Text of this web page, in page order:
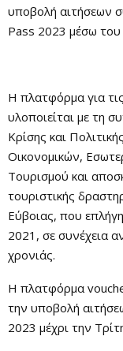
υποβολή αιτήσεων
Pass 2023 μέσω
Η πλατφόρμα για
υλοποιείται με τη
Κρίσης και
Οικονομικών,
Τουρισμού και
τουριστικής
Εύβοιας, που
2021, σε συνέχεια
χρονιάς.
Η πλατφόρμα
την υποβολή
2023 μέχρι την